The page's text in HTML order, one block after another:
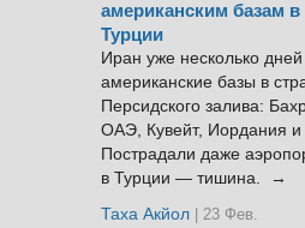
американским базам в
Турции
Иран уже несколько
американские базы в
Персидского залива:
ОАЭ, Кувейт, Иордания и
Пострадали даже
в Турции — тишина. →
Таха Акйол | 23 Фев.